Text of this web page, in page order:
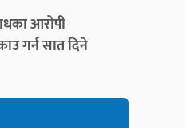
आरोपी
गर्न सात दिने